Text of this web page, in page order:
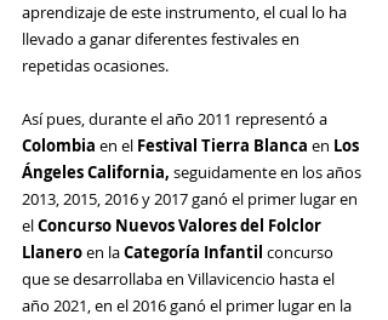
aprendizaje de este instrumento, el cual lo ha
llevado a ganar diferentes festivales en
repetidas ocasiones.
Así pues, durante el año 2011 representó a
Colombia en el Festival Tierra Blanca en Los
Ángeles California, seguidamente en los años
2013, 2015, 2016 y 2017 ganó el primer lugar en
el Concurso Nuevos Valores del Folclor
Llanero en la Categoría Infantil concurso
que se desarrollaba en Villavicencio hasta el
año 2021, en el 2016 ganó el primer lugar en la